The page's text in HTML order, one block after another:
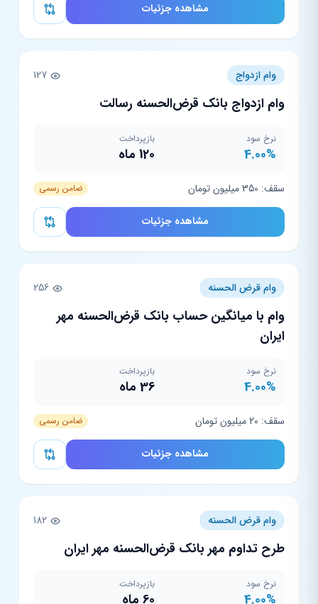
مشاهده جزئیات
وام ازدواج
وام ازدواج بانک قرض‌الحسنه رسالت
نرخ سود
4.00%
بازپرداخت
120 ماه
سقف: 350 میلیون تومان ضامن رسمی
مشاهده جزئیات
وام قرض الحسنه
وام با میانگین حساب بانک قرض‌الحسنه مهر
ایران
نرخ سود
4.00%
بازپرداخت
36 ماه
سقف: 20 میلیون تومان ضامن رسمی
مشاهده جزئیات
وام قرض الحسنه
طرح تداوم مهر بانک قرض‌الحسنه مهر ایران
نرخ سود
4.00%
بازپرداخت
60 ماه